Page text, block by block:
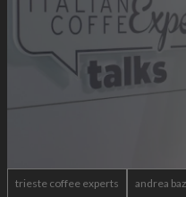
trieste coffee experts andrea